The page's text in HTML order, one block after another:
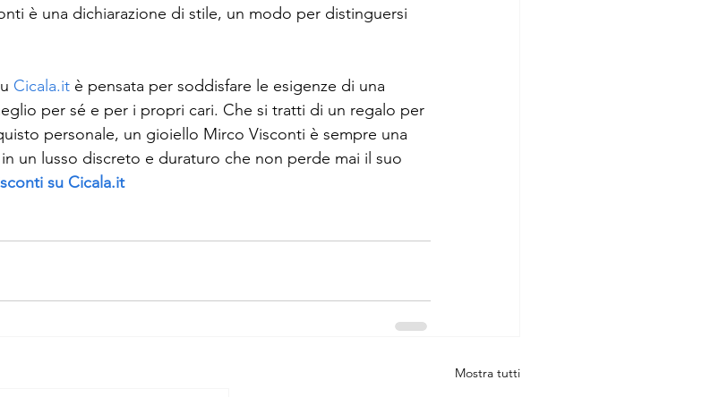
è una dichiarazione di stile, un modo per distinguersi
Cicala.it è pensata per soddisfare le esigenze di una
per sé e per i propri cari. Che si tratti di un regalo per
personale, un gioiello Mirco Visconti è sempre una
un lusso discreto e duraturo che non perde mai il suo
su Cicala.it
Mostra tutti